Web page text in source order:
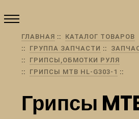
ГЛАВНАЯ
КАТАЛОГ ТОВАРОВ
ГРУППА ЗАПЧАСТИ
ГРИПСЫ,ОБМОТКИ РУЛЯ
ГРИПСЫ MTB HL-G303-1
Грипсы